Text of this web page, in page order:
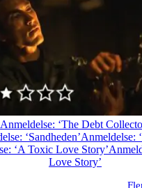
Anmeldelse: ‘The Debt
Anmeldelse:
Love Story’